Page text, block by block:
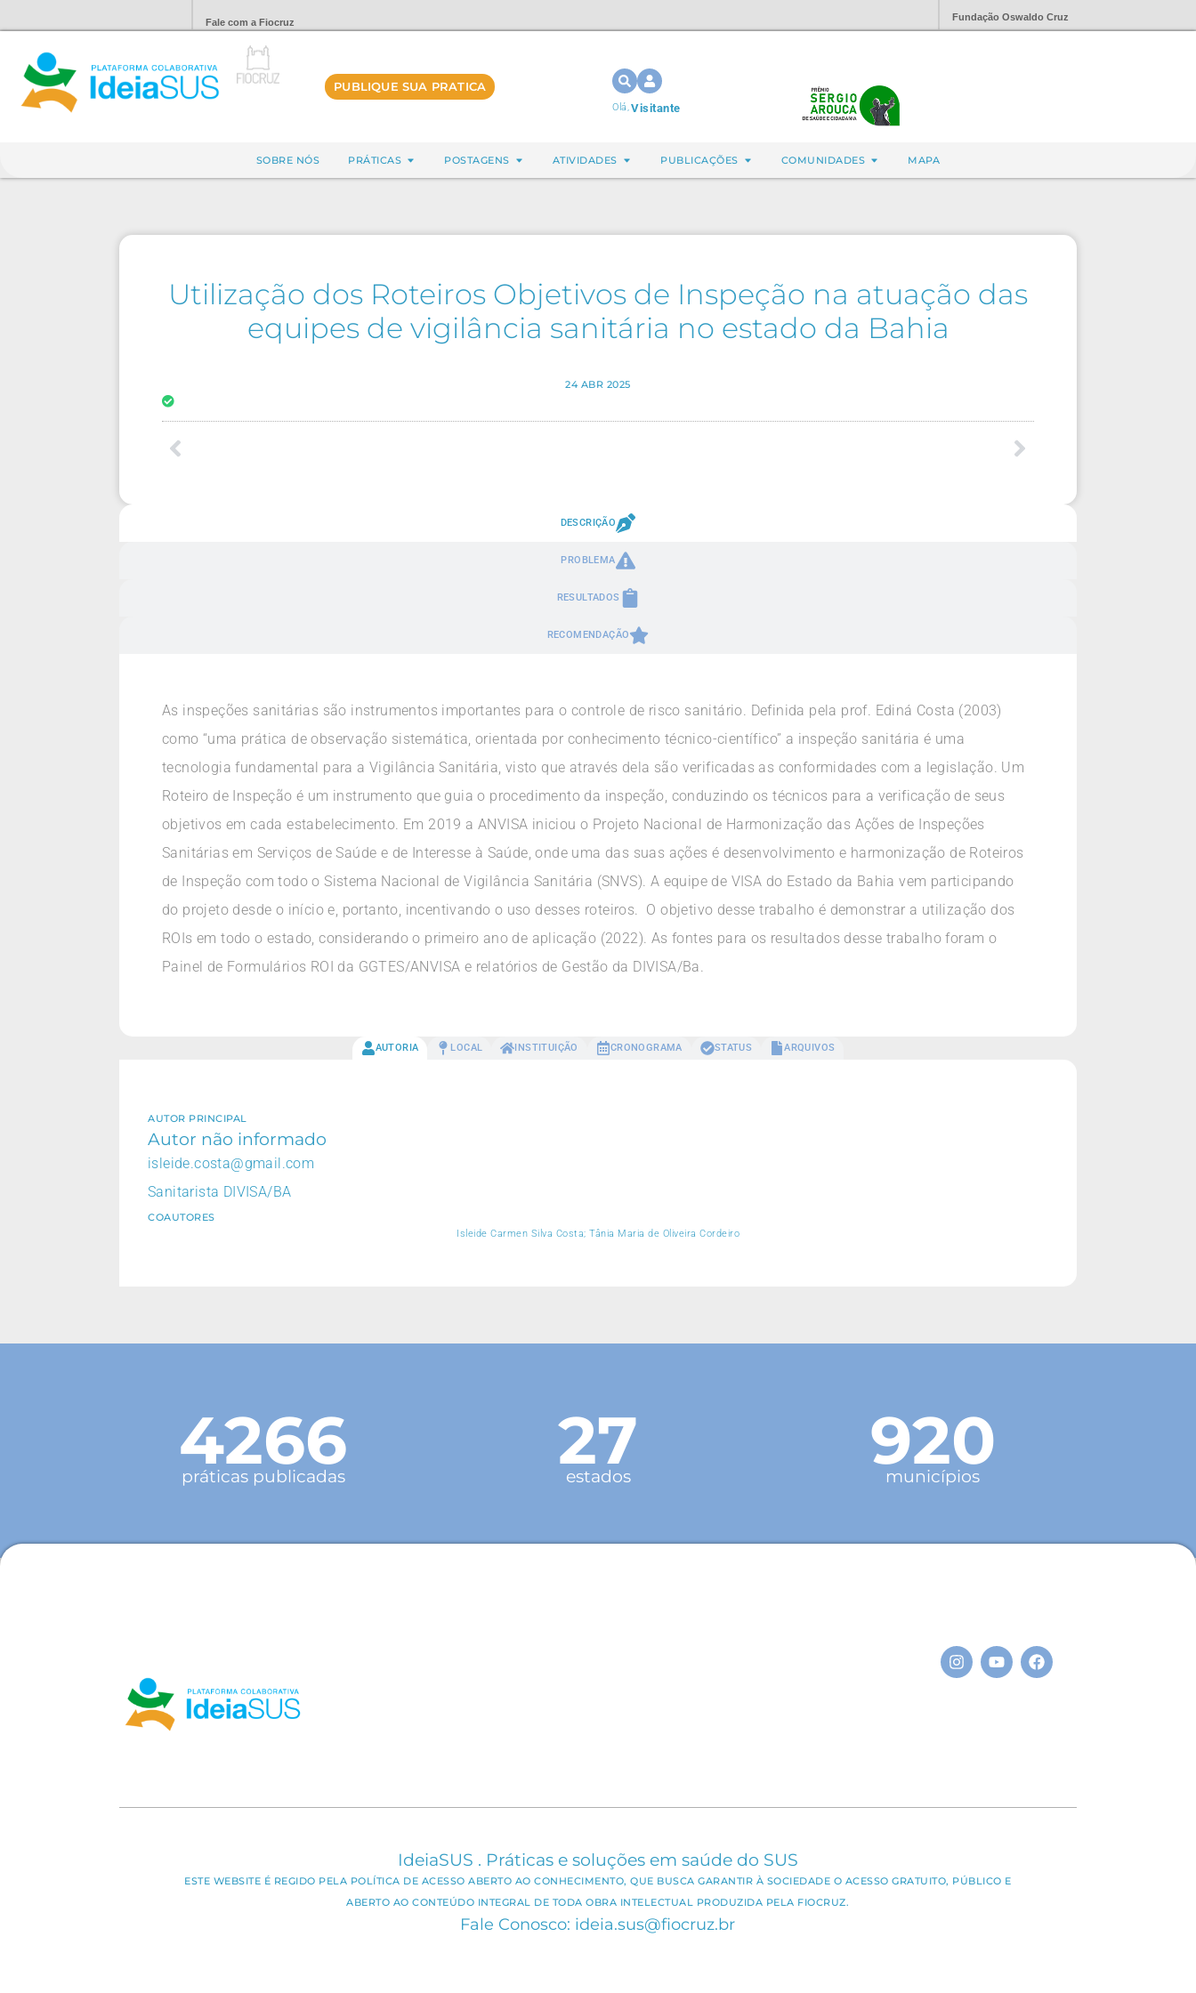
Fale com a Fiocruz Fundação Oswaldo Cruz
PUBLIQUE SUA PRATICA
Olá,Visitante
SOBRE NÓS PRÁTICAS POSTAGENS ATIVIDADES PUBLICAÇÕES COMUNIDADES MAPA
Utilização dos Roteiros Objetivos de Inspeção na atuação das
equipes de vigilância sanitária no estado da Bahia
24 ABR 2025
DESCRIÇÃO
PROBLEMA
RESULTADOS
RECOMENDAÇÃO
As inspeções sanitárias são instrumentos importantes para o controle de risco sanitário. Definida pela prof. Ediná Costa (2003)
como “uma prática de observação sistemática, orientada por conhecimento técnico-científico” a inspeção sanitária é uma
tecnologia fundamental para a Vigilância Sanitária, visto que através dela são verificadas as conformidades com a legislação. Um
Roteiro de Inspeção é um instrumento que guia o procedimento da inspeção, conduzindo os técnicos para a verificação de seus
objetivos em cada estabelecimento. Em 2019 a ANVISA iniciou o Projeto Nacional de Harmonização das Ações de Inspeções
Sanitárias em Serviços de Saúde e de Interesse à Saúde, onde uma das suas ações é desenvolvimento e harmonização de Roteiros
de Inspeção com todo o Sistema Nacional de Vigilância Sanitária (SNVS). A equipe de VISA do Estado da Bahia vem participando
do projeto desde o início e, portanto, incentivando o uso desses roteiros. O objetivo desse trabalho é demonstrar a utilização dos
ROIs em todo o estado, considerando o primeiro ano de aplicação (2022). As fontes para os resultados desse trabalho foram o
Painel de Formulários ROI da GGTES/ANVISA e relatórios de Gestão da DIVISA/Ba.
AUTORIA LOCAL INSTITUIÇÃO CRONOGRAMA STATUS ARQUIVOS
AUTOR PRINCIPAL
Autor não informado
isleide.costa@gmail.com
Sanitarista DIVISA/BA
COAUTORES
Isleide Carmen Silva Costa; Tânia Maria de Oliveira Cordeiro
4266
práticas publicadas 27
estados 920
municípios
IdeiaSUS . Práticas e soluções em saúde do SUS
ESTE WEBSITE É REGIDO PELA POLÍTICA DE ACESSO ABERTO AO CONHECIMENTO, QUE BUSCA GARANTIR À SOCIEDADE O ACESSO GRATUITO, PÚBLICO E
ABERTO AO CONTEÚDO INTEGRAL DE TODA OBRA INTELECTUAL PRODUZIDA PELA FIOCRUZ.
Fale Conosco: ideia.sus@fiocruz.br